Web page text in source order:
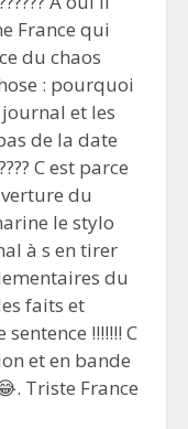
France qui
du chaos
: pourquoi
et les
de la date
C est parce
du
le stylo
à s en tirer
du
faits et
!!!!!!! C
et en bande
Triste France